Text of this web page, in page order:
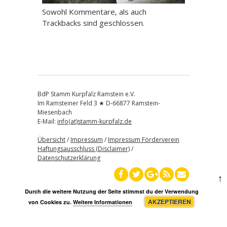
Sowohl Kommentare, als auch
Trackbacks sind geschlossen.
BdP Stamm Kurpfalz Ramstein e.V.
Im Ramsteiner Feld 3 ★ D-66877 Ramstein-
Miesenbach
E-Mail: info(at)stamm-kurpfalz.de
Übersicht/ Impressum / Impressum Förderverein
Haftungsausschluss (Disclaimer)/
Datenschutzerklärung
↑
Durch die weitere Nutzung der Seite stimmst du der Verwendung
von Cookies zu.Weitere Informationen AKZEPTIEREN